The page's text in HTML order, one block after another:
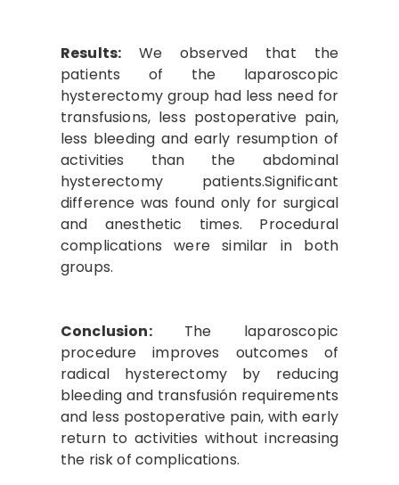
Results: We observed that the
patients of the laparoscopic
hysterectomy group had less need for
transfusions, less postoperative pain,
less bleeding and early resumption of
activities than the abdominal
hysterectomy patients.Significant
difference was found only for surgical
and anesthetic times. Procedural
complications were similar in both
groups.
Conclusion:The laparoscopic
procedure improves outcomes of
radical hysterectomy by reducing
bleeding and transfusión requirements
and less postoperative pain, with early
return to activities without increasing
the risk of complications.